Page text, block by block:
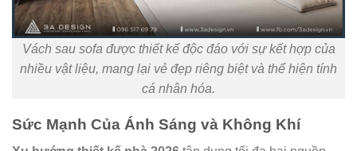
Vách sau sofa được thiết kế độc đáo với sự kết hợp của
nhiều vật liệu, mang lại vẻ đẹp riêng biệt và thể hiện tính
cá nhân hóa.
Sức Mạnh Của Ánh Sáng và Không Khí